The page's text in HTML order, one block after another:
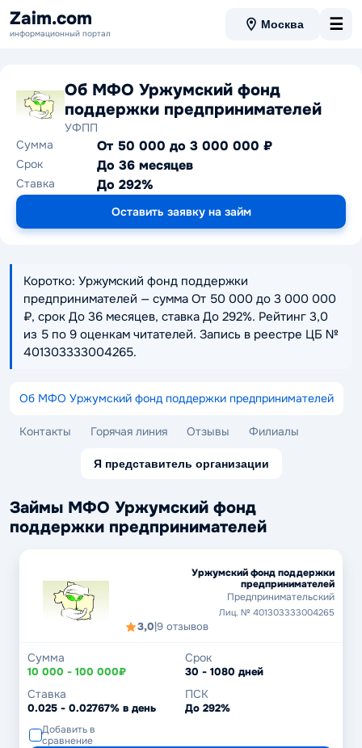
Zaim.com
информационный портал
Москва ☰
Об МФО Уржумский фонд
поддержки предпринимателей
УФПП
Сумма
От 50 000 до 3 000 000 ₽
Срок До 36 месяцев
Ставка До 292%
Оставить заявку на займ
Коротко: Уржумский фонд поддержки
предпринимателей — сумма От 50 000 до 3 000 000
₽, срок До 36 месяцев, ставка До 292%. Рейтинг 3,0
из 5 по 9 оценкам читателей. Запись в реестре ЦБ №
401303333004265.
Об МФО Уржумский фонд поддержки предпринимателей
Контакты Горячая линия Отзывы Филиалы
Я представитель организации
Займы МФО Уржумский фонд
поддержки предпринимателей
Уржумский фонд поддержки
предпринимателей
Предпринимательский
Лиц. № 401303333004265
3,0|9 отзывов
Сумма
10 000 - 100 000₽
Срок
30 - 1080 дней
Ставка
0.025 - 0.02767% в день
ПСК
До 292%
Добавить в
сравнение